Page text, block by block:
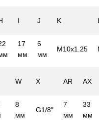
I J K L
17
мм
6
мм
M10x1.25
W X AR AX
8
мм
G1/8"
7
мм
33
мм